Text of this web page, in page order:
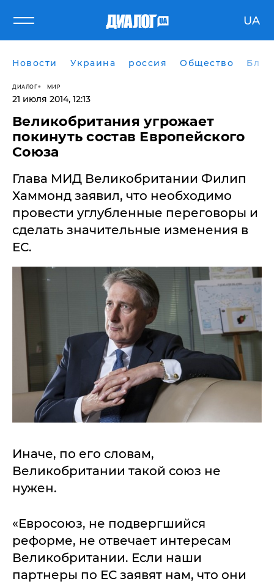
UA
Новости Украина россия Общество
ДИАЛОГ МИР
21 июля 2014, 12:13
Великобритания угрожает
покинуть состав Европейского
Союза
Глава МИД Великобритании Филип
Хаммонд заявил, что необходимо
провести углубленные переговоры и
сделать значительные изменения в
ЕС.
Иначе, по его словам,
Великобритании такой союз не
нужен.
«Евросоюз, не подвергшийся
реформе, не отвечает интересам
Великобритании. Если наши
партнеры по ЕС заявят нам, что они